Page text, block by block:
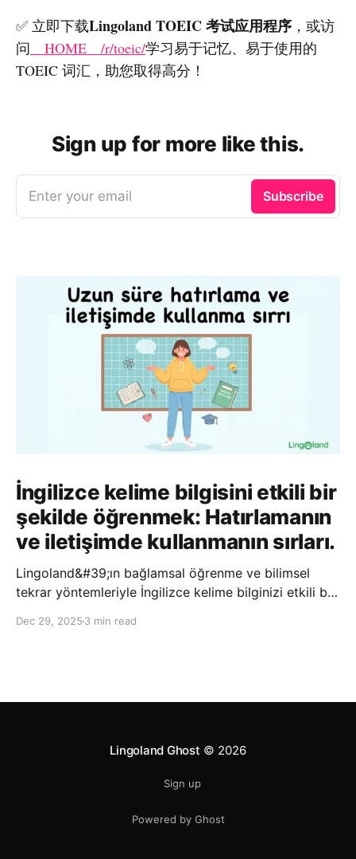
✅ 立即下载Lingoland TOEIC 考试应用程序 ，或访
问 __HOME__/r/toeic/学习易于记忆、易于使用的
TOEIC 词汇，助您取得高分！
Sign up for more like this.
Enter your email Subscribe
İngilizce kelime bilgisini etkili bir
şekilde öğrenmek: Hatırlamanın
ve iletişimde kullanmanın sırları.
Lingoland&#39;ın bağlamsal öğrenme ve bilimsel
tekrar yöntemleriyle İngilizce kelime bilginizi etkili bir
hatırlayabilir ve daha doğal bir şekilde iletişim
Dec 29, 2025 3 min read
Lingoland Ghost © 2026
Sign up
Powered by Ghost